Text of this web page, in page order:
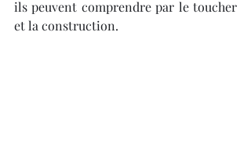
ils peuvent comprendre par le toucher
et la construction.